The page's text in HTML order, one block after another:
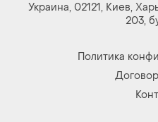
Украина, 02121, Киев,
203,
Политика